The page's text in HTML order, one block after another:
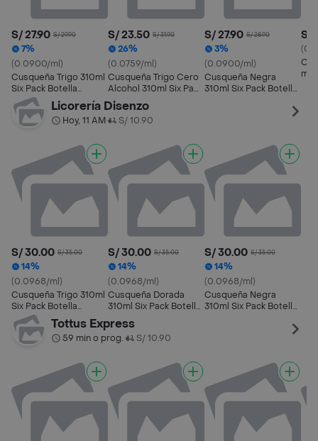
S/ 27.90 S/ 29.90
7%
(0.0900/ml)
Cusqueña Trigo 310ml
Six Pack Botella
Cerveza
S/ 23.50 S/ 31.90
26%
(0.0759/ml)
Cusqueña Trigo Cero
Alcohol 310ml Six Pack
Botella Cerveza
S/ 27.90 S/ 28.90
3%
(0.0900/ml)
Cusqueña Negra
310ml Six Pack Botella
S/
mL
Licorería Disenzo
Hoy, 11 AM• S/ 10.90
S/ 30.00 S/ 35.00
14%
(0.0968/ml)
Cusqueña Trigo 310ml
Six Pack Botella
Cerveza
S/ 30.00 S/ 35.00
14%
(0.0968/ml)
Cusqueña Dorada
310ml Six Pack Botella
S/ 30.00 S/ 35.00
14%
(0.0968/ml)
Cusqueña Negra
310ml Six Pack Botella
Tottus Express
59 min o prog.• S/ 10.90